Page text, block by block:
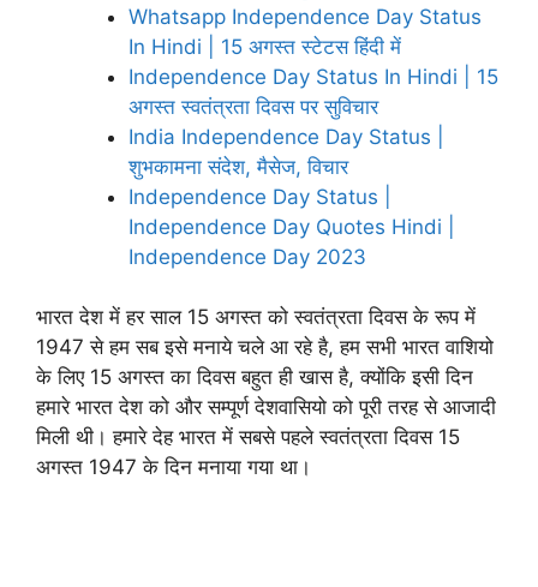
Whatsapp Independence Day Status
In Hindi | 15 अगस्त स्टेटस हिंदी में
Independence Day Status In Hindi | 15
अगस्त स्वतंत्रता दिवस पर सुविचार
India Independence Day Status |
शुभकामना संदेश, मैसेज, व‍िचार
Independence Day Status |
Independence Day Quotes Hindi |
Independence Day 2023
भारत देश में हर साल 15 अगस्त को स्वतंत्रता दिवस के रूप में
1947 से हम सब इसे मनाये चले आ रहे है, हम सभी भारत वाशियो
के लिए 15 अगस्त का दिवस बहुत ही खास है, क्योंकि इसी दिन
हमारे भारत देश को और सम्पूर्ण देशवासियो को पूरी तरह से आजादी
मिली थी। हमारे देह भारत में सबसे पहले स्वतंत्रता दिवस 15
अगस्त 1947 के दिन मनाया गया था।